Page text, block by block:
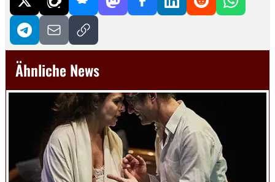
Ähnliche News